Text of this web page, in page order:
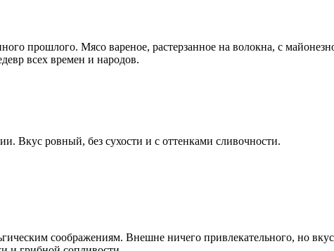
прошлого. Мясо вареное, растерзанное на волокна, с
всех времен и народов.
Вкус ровный, без сухости и с оттенками сливочности.
соображениям. Внешне ничего привлекательного, но